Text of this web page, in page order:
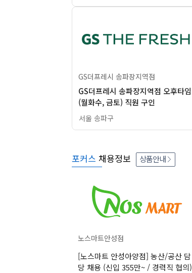
GS더프레시 송파장지역점
GS더프레시 송파장지역점 오후타임
(월화수, 금토) 직원 구인
서울 송파구
포커스 채용정보 상품안내
노스마트안성점
[노스마트 안성아양점] 농산/공산 담
당 채용 (신입 355만~ / 경력직 협의)